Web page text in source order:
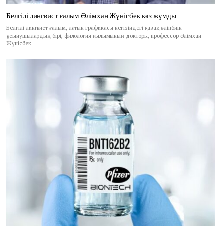
Белгілі лингвист ғалым Әлімхан Жүнісбек көз жұмды
Белгілі лингвист ғалым, латын графикасы негізіндегі қазақ әліпбиін
ұсынушылардың бірі, филология ғылымының докторы, профессор Әлімхан
Жүнісбек